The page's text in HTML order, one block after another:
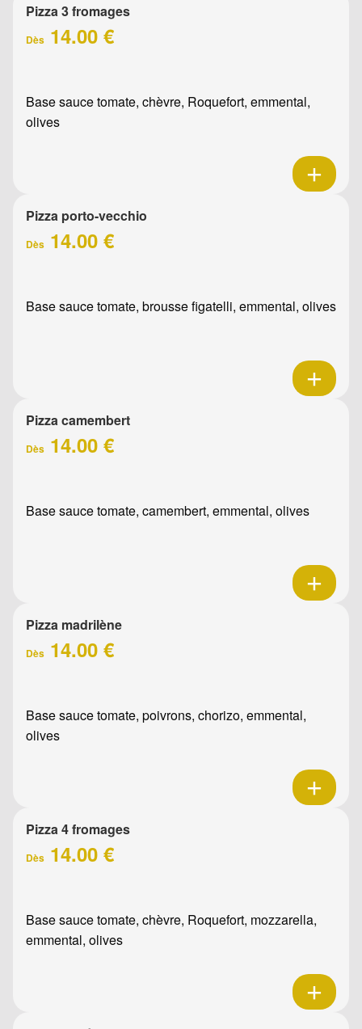
Pizza 3 fromages
Dès 14.00 €
Base sauce tomate, chèvre, Roquefort, emmental,
olives
Pizza porto-vecchio
Dès 14.00 €
Base sauce tomate, brousse figatelli, emmental, olives
Pizza camembert
Dès 14.00 €
Base sauce tomate, camembert, emmental, olives
Pizza madrilène
Dès 14.00 €
Base sauce tomate, poivrons, chorizo, emmental,
olives
Pizza 4 fromages
Dès 14.00 €
Base sauce tomate, chèvre, Roquefort, mozzarella,
emmental, olives